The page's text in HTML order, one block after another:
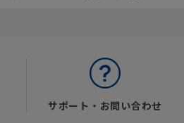
サポート・お問い合わせ